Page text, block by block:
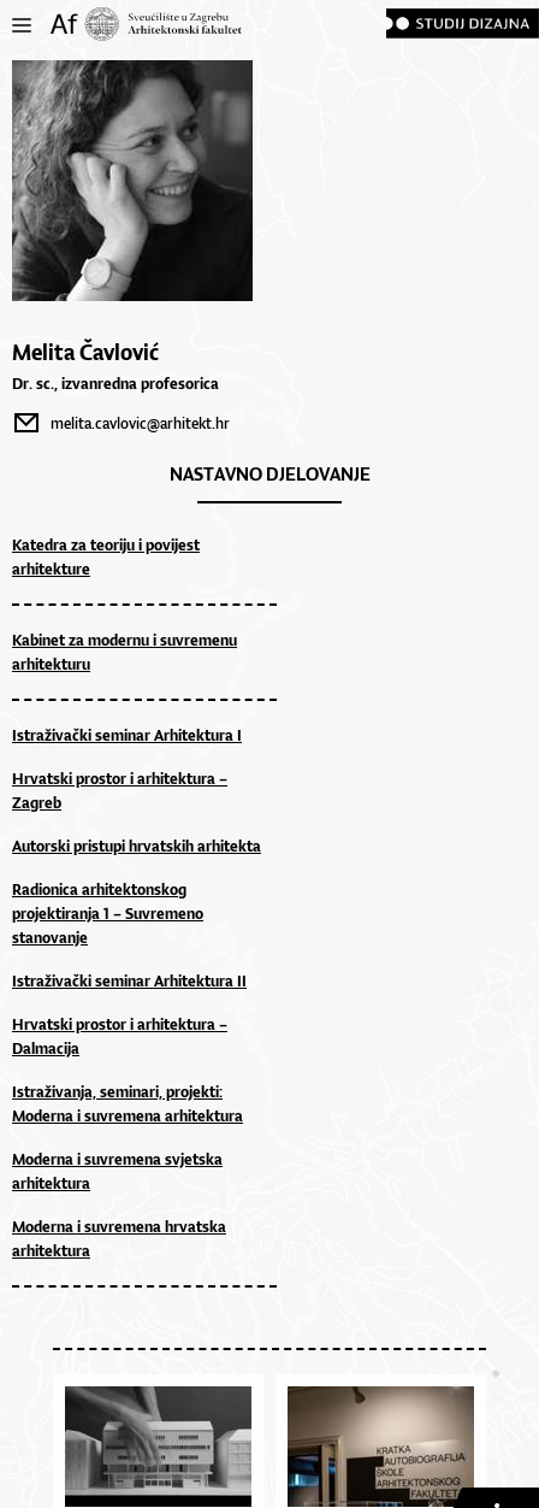
Melita Čavlović
Dr. sc., izvanredna profesorica
melita.cavlovic@arhitekt.hr
NASTAVNO DJELOVANJE
Katedra za teoriju i povijest
arhitekture
Kabinet za modernu i suvremenu
arhitekturu
Istraživački seminar Arhitektura I
Hrvatski prostor i arhitektura –
Zagreb
Autorski pristupi hrvatskih arhitekta
Radionica arhitektonskog
projektiranja 1 – Suvremeno
stanovanje
Istraživački seminar Arhitektura II
Hrvatski prostor i arhitektura –
Dalmacija
Istraživanja, seminari, projekti:
Moderna i suvremena arhitektura
Moderna i suvremena svjetska
arhitektura
Moderna i suvremena hrvatska
arhitektura